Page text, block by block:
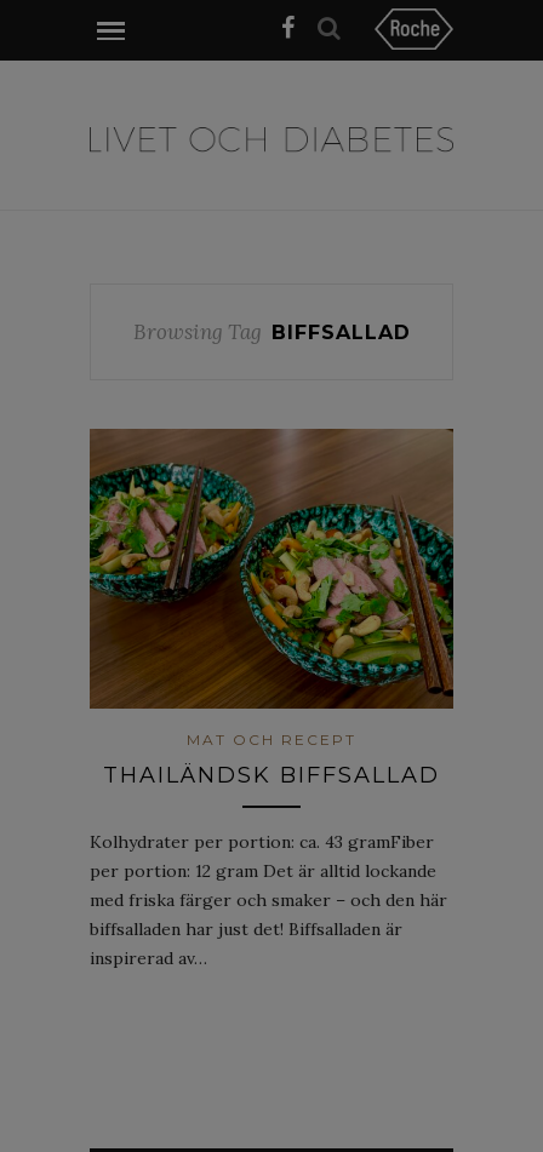
Browsing Tag BIFFSALLAD
MAT OCH RECEPT
THAILÄNDSK BIFFSALLAD
Kolhydrater per portion: ca. 43 gramFiber
per portion: 12 gram Det är alltid lockande
med friska färger och smaker – och den här
biffsalladen har just det! Biffsalladen är
inspirerad av…